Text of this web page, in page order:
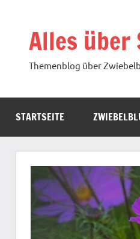
springenAlles über
Themenblog über
STARTSEITE